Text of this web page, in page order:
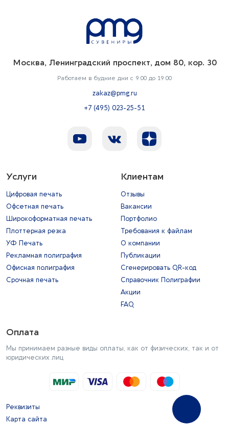
Москва, Ленинградский проспект, дом 80, кор. 30
Работаем в будние дни с 9:00 до 19:00
zakaz@pmg.ru
+7 (495) 023-25-51
Услуги
Цифровая печать
Офсетная печать
Широкоформатная печать
Плоттерная резка
УФ Печать
Рекламная полиграфия
Офисная полиграфия
Срочная печать
Клиентам
Отзывы
Вакансии
Портфолио
Требования к файлам
О компании
Публикации
Сгенерировать QR-код
Справочник Полиграфии
Акции
FAQ
Оплата
Мы принимаем разные виды оплаты, как от физических, так и от
юридических лиц
Реквизиты
Карта сайта